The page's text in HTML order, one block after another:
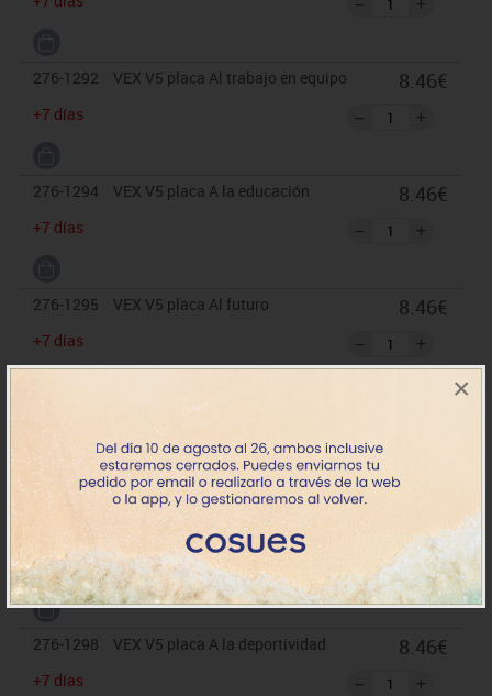
×
276-1292
VEX V5 placa Al trabajo en equipo
+7 días
8.46€
276-1294
VEX V5 placa A la educación
+7 días
8.46€
276-1295
VEX V5 placa Al futuro
+7 días
8.46€
VEX V5 placa Los jueces
+7 días
276-1297
VEX V5 placa A la energía
+7 días
8.46€
276-1298
VEX V5 placa A la deportividad
+7 días
8.46€